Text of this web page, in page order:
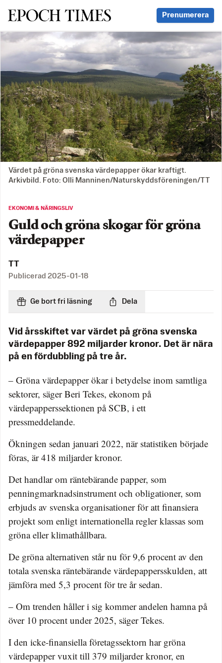
Svenska Epoch Times Prenumerera
Värdet på gröna svenska värdepapper ökar kraftigt.
Arkivbild. Foto: Olli Manninen/Naturskyddsföreningen/TT
EKONOMI & NÄRINGSLIV
Guld och gröna skogar för gröna
värdepapper
TT
Publicerad 2025-01-18
Ge bort fri läsning Dela
Vid årsskiftet var värdet på gröna svenska
värdepapper 892 miljarder kronor. Det är nära
på en fördubbling på tre år.
– Gröna värdepapper ökar i betydelse inom samtliga
sektorer, säger Beri Tekes, ekonom på
värdepapperssektionen på SCB, i ett
pressmeddelande.
Ökningen sedan januari 2022, när statistiken började
föras, är 418 miljarder kronor.
Det handlar om räntebärande papper, som
penningmarknadsinstrument och obligationer, som
erbjuds av svenska organisationer för att finansiera
projekt som enligt internationella regler klassas som
gröna eller klimathållbara.
De gröna alternativen står nu för 9,6 procent av den
totala svenska räntebärande värdepappersskulden, att
jämföra med 5,3 procent för tre år sedan.
– Om trenden håller i sig kommer andelen hamna på
över 10 procent under 2025, säger Tekes.
I den icke-finansiella företagssektorn har gröna
värdepapper vuxit till 379 miljarder kronor, en